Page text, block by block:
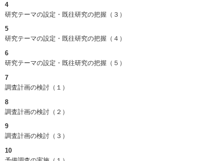
4
研究テーマの設定・既往研究の把握（３）
5
研究テーマの設定・既往研究の把握（４）
6
研究テーマの設定・既往研究の把握（５）
7
調査計画の検討（１）
8
調査計画の検討（２）
9
調査計画の検討（３）
10